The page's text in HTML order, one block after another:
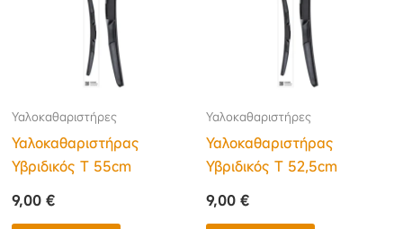
Υαλοκαθαριστήρες
Υαλοκαθαριστήρας
Υβριδικός Τ 55cm
9,00€
Υαλοκαθαριστήρες
Υαλοκαθαριστήρας
Υβριδικός Τ 52,5cm
9,00 €